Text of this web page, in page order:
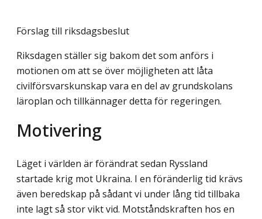
Förslag till riksdagsbeslut
Riksdagen ställer sig bakom det som anförs i
motionen om att se över möjligheten att låta
civilförsvarskunskap vara en del av grundskolans
läroplan och tillkännager detta för regeringen.
Motivering
Läget i världen är förändrat sedan Ryssland
startade krig mot Ukraina. I en föränderlig tid krävs
även beredskap på sådant vi under lång tid tillbaka
inte lagt så stor vikt vid. Motståndskraften hos en